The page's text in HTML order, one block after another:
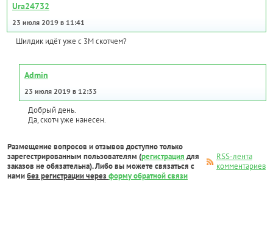
Ura24732
23 июля 2019 в 11:41
Шилдик идёт уже с 3М скотчем?
Admin
23 июля 2019 в 12:33
Добрый день.
Да, скотч уже нанесен.
Размещение вопросов и отзывов доступно только
зарегестрированным пользователям (регистрация для
заказов не обязательна). Либо вы можете связаться с
намибез регистрации через форму обратной связи
RSS-лента
комментариев